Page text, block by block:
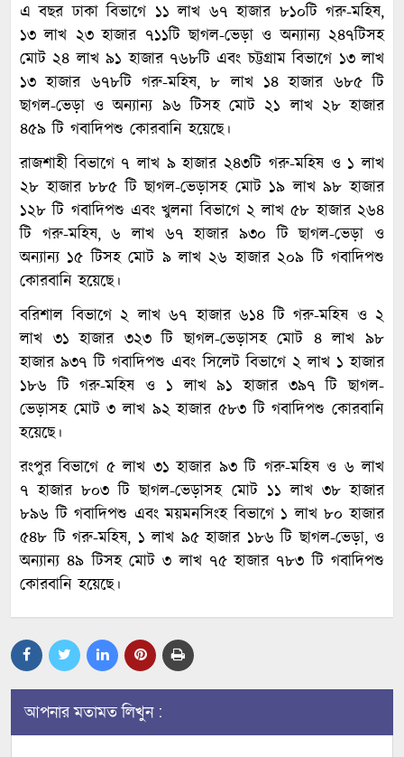
এ বছর ঢাকা বিভাগে ১১ লাখ ৬৭ হাজার ৮১০টি গরু-মহিষ,
১৩ লাখ ২৩ হাজার ৭১১টি ছাগল-ভেড়া ও অন্যান্য ২৪৭টিসহ
মোট ২৪ লাখ ৯১ হাজার ৭৬৮টি এবং চট্টগ্রাম বিভাগে ১৩ লাখ
১৩ হাজার ৬৭৮টি গরু-মহিষ, ৮ লাখ ১৪ হাজার ৬৮৫ টি
ছাগল-ভেড়া ও অন্যান্য ৯৬ টিসহ মোট ২১ লাখ ২৮ হাজার
৪৫৯ টি গবাদিপশু কোরবানি হয়েছে।
রাজশাহী বিভাগে ৭ লাখ ৯ হাজার ২৪৩টি গরু-মহিষ ও ১ লাখ
২৮ হাজার ৮৮৫ টি ছাগল-ভেড়াসহ মোট ১৯ লাখ ৯৮ হাজার
১২৮ টি গবাদিপশু এবং খুলনা বিভাগে ২ লাখ ৫৮ হাজার ২৬৪
টি গরু-মহিষ, ৬ লাখ ৬৭ হাজার ৯৩০ টি ছাগল-ভেড়া ও
অন্যান্য ১৫ টিসহ মোট ৯ লাখ ২৬ হাজার ২০৯ টি গবাদিপশু
কোরবানি হয়েছে।
বরিশাল বিভাগে ২ লাখ ৬৭ হাজার ৬১৪ টি গরু-মহিষ ও ২
লাখ ৩১ হাজার ৩২৩ টি ছাগল-ভেড়াসহ মোট ৪ লাখ ৯৮
হাজার ৯৩৭ টি গবাদিপশু এবং সিলেট বিভাগে ২ লাখ ১ হাজার
১৮৬ টি গরু-মহিষ ও ১ লাখ ৯১ হাজার ৩৯৭ টি ছাগল-
ভেড়াসহ মোট ৩ লাখ ৯২ হাজার ৫৮৩ টি গবাদিপশু কোরবানি
হয়েছে।
রংপুর বিভাগে ৫ লাখ ৩১ হাজার ৯৩ টি গরু-মহিষ ও ৬ লাখ
৭ হাজার ৮০৩ টি ছাগল-ভেড়াসহ মোট ১১ লাখ ৩৮ হাজার
৮৯৬ টি গবাদিপশু এবং ময়মনসিংহ বিভাগে ১ লাখ ৮০ হাজার
৫৪৮ টি গরু-মহিষ, ১ লাখ ৯৫ হাজার ১৮৬ টি ছাগল-ভেড়া, ও
অন্যান্য ৪৯ টিসহ মোট ৩ লাখ ৭৫ হাজার ৭৮৩ টি গবাদিপশু
কোরবানি হয়েছে।
আপনার মতামত লিখুন :